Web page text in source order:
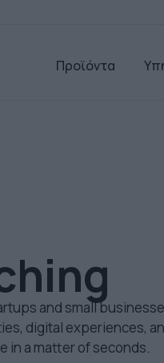
Προϊόντα
and small
digital experiences,
in a matter of seconds.